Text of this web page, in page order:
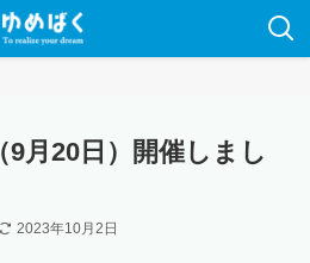
月20日）開催しまし
2023年10月2日